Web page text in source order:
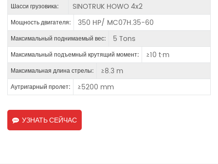
Шасси грузовика: SINOTRUK HOWO 4x2
Мощность двигателя: 350 HP/ MC07H.35-60
Максимальный поднимаемый вес: 5 Tons
Максимальный подъемный крутящий момент: ≥10 t·m
Максимальная длина стрелы: ≥8.3 m
Аутригарный пролет: ≥5200 mm
УЗНАТЬ СЕЙЧАС